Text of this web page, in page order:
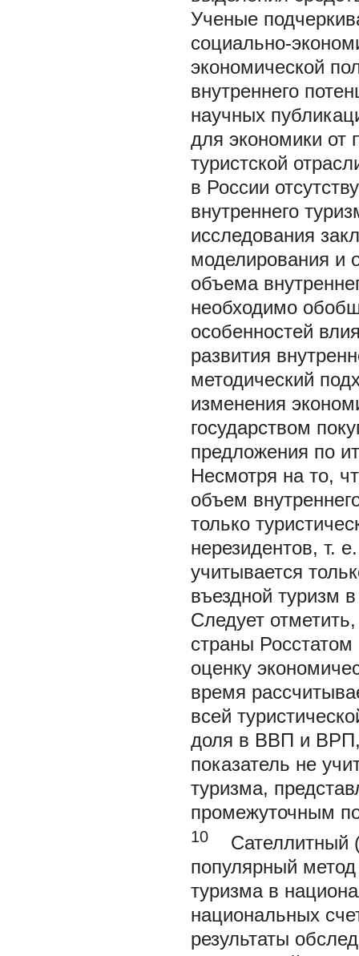
Ученые
социально-
экономической
внутреннего
научных
для экономики от
туристской
в России
внутреннего
исследования
моделирования и
объема
необходимо
особенностей
развития
методический
изменения
государством
предложения по
Несмотря на то,
объем
только
нерезидентов, т.
учитывается
въездной туризм
Следует
страны Росстатом
оценку
время
всей
доля в ВВП и ВРП,
показатель не
туризма,
промежуточным
10
Сателлитный
популярный
туризма в
национальных
результаты